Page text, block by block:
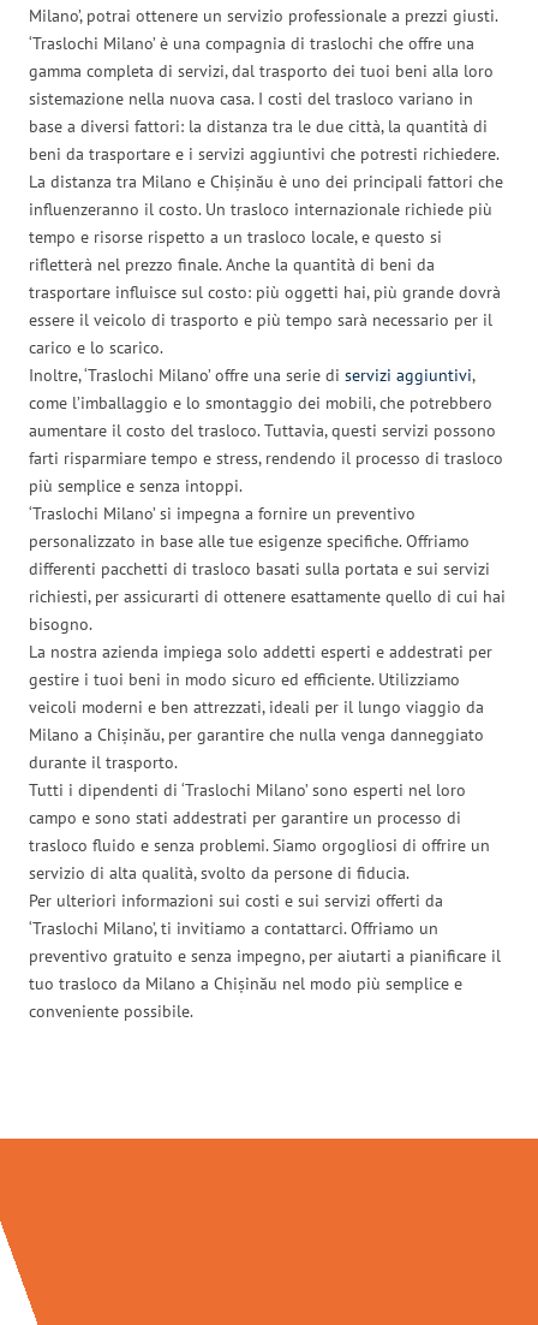
Milano’, potrai ottenere un servizio professionale a prezzi giusti.
‘Traslochi Milano’ è una compagnia di traslochi che offre una
gamma completa di servizi, dal trasporto dei tuoi beni alla loro
sistemazione nella nuova casa. I costi del trasloco variano in
base a diversi fattori: la distanza tra le due città, la quantità di
beni da trasportare e i servizi aggiuntivi che potresti richiedere.
La distanza tra Milano e Chișinău è uno dei principali fattori che
influenzeranno il costo. Un trasloco internazionale richiede più
tempo e risorse rispetto a un trasloco locale, e questo si
rifletterà nel prezzo finale. Anche la quantità di beni da
trasportare influisce sul costo: più oggetti hai, più grande dovrà
essere il veicolo di trasporto e più tempo sarà necessario per il
carico e lo scarico.
Inoltre, ‘Traslochi Milano’ offre una serie di servizi aggiuntivi,
come l’imballaggio e lo smontaggio dei mobili, che potrebbero
aumentare il costo del trasloco. Tuttavia, questi servizi possono
farti risparmiare tempo e stress, rendendo il processo di trasloco
più semplice e senza intoppi.
‘Traslochi Milano’ si impegna a fornire un preventivo
personalizzato in base alle tue esigenze specifiche. Offriamo
differenti pacchetti di trasloco basati sulla portata e sui servizi
richiesti, per assicurarti di ottenere esattamente quello di cui hai
bisogno.
La nostra azienda impiega solo addetti esperti e addestrati per
gestire i tuoi beni in modo sicuro ed efficiente. Utilizziamo
veicoli moderni e ben attrezzati, ideali per il lungo viaggio da
Milano a Chișinău, per garantire che nulla venga danneggiato
durante il trasporto.
Tutti i dipendenti di ‘Traslochi Milano’ sono esperti nel loro
campo e sono stati addestrati per garantire un processo di
trasloco fluido e senza problemi. Siamo orgogliosi di offrire un
servizio di alta qualità, svolto da persone di fiducia.
Per ulteriori informazioni sui costi e sui servizi offerti da
‘Traslochi Milano’, ti invitiamo a contattarci. Offriamo un
preventivo gratuito e senza impegno, per aiutarti a pianificare il
tuo trasloco da Milano a Chișinău nel modo più semplice e
conveniente possibile.